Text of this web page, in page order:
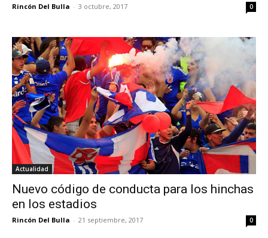
Rincón Del Bulla - 3 octubre, 2017 0
Actualidad
Nuevo código de conducta para los hinchas
en los estadios
Rincón Del Bulla - 21 septiembre, 2017 0